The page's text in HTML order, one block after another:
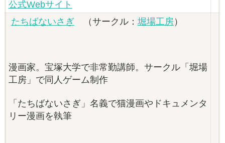
公式Webサイト
たちばないさぎ （サークル： 堀場工房）
漫画家。宝塚大学で非常勤講師。サークル「堀場
工房」で同人ゲーム制作
「たちばないさぎ」名義で猫漫画やドキュメンタ
リー漫画を執筆